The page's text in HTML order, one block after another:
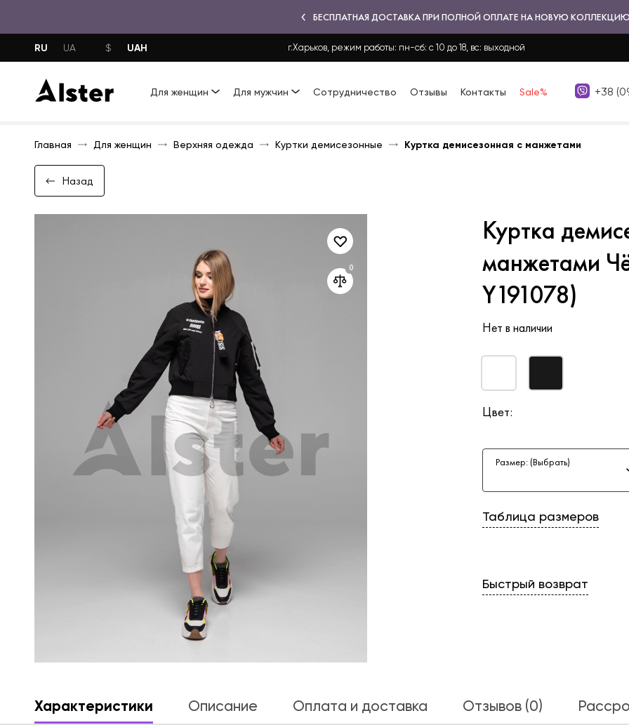
БЕСПЛАТНАЯ ДОСТАВКА ПРИ ПОЛНОЙ ОПЛАТЕ НА НОВУЮ
RU UA $ UAH г.Харьков, режим работы: пн-сб: с 10 до 18, вс: выходной
Для женщин Для мужчин Сотрудничество Отзывы Контакты Sale% +38
Главная Для женщин Верхняя одежда Куртки демисезонные Куртка демисезонная с манжетами
Назад
Куртка
манжетами
Y191078)
Нет в наличии
Цвет:
Размер: (Выбрать)
Таблица размеров
Быстрый возврат
Характеристики Описание Оплата и доставка Отзывов (0)